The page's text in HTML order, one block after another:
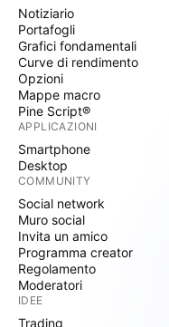
Notiziario
Portafogli
Grafici fondamentali
Curve di rendimento
Opzioni
Mappe macro
Pine Script®
APPLICAZIONI
Smartphone
Desktop
COMMUNITY
Social network
Muro social
Invita un amico
Programma creator
Regolamento
Moderatori
IDEE
Trading